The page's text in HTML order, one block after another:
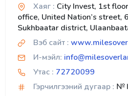
Хаяг : City Invest, 1st
office, United Nation’s street,
Sukhbaatar district,
Вэб сайт :
И-мэйл:
Утас : 72720099
Гэрчилгээний дугаар : №